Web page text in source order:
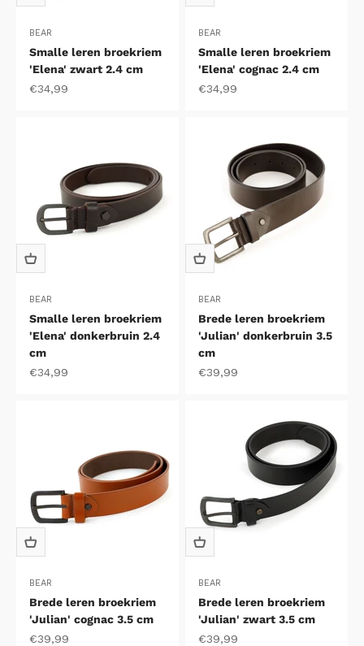
BEAR
Smalle leren broekriem
'Elena' zwart 2.4 cm
Aanbiedingsprijs
€34,99
BEAR
Smalle leren broekriem
'Elena' cognac 2.4 cm
Aanbiedingsprijs
€34,99
BEAR
Smalle leren broekriem
'Elena' donkerbruin 2.4
cm
Aanbiedingsprijs
€34,99
BEAR
Brede leren broekriem
'Julian' donkerbruin 3.5
cm
Aanbiedingsprijs
€39,99
BEAR
Brede leren broekriem
'Julian' cognac 3.5 cm
Aanbiedingsprijs
€39,99
BEAR
Brede leren broekriem
'Julian' zwart 3.5 cm
Aanbiedingsprijs
€39,99